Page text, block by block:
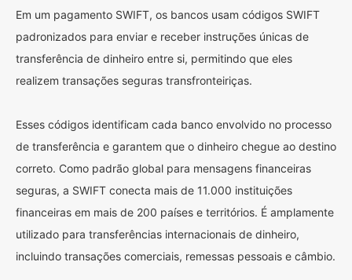
Em um pagamento SWIFT, os bancos usam códigos SWIFT
padronizados para enviar e receber instruções únicas de
transferência de dinheiro entre si, permitindo que eles
realizem transações seguras transfronteiriças.
Esses códigos identificam cada banco envolvido no processo
de transferência e garantem que o dinheiro chegue ao destino
correto. Como padrão global para mensagens financeiras
seguras, a SWIFT conecta mais de 11.000 instituições
financeiras em mais de 200 países e territórios. É amplamente
utilizado para transferências internacionais de dinheiro,
incluindo transações comerciais, remessas pessoais e câmbio.